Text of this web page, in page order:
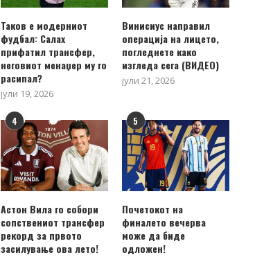
Таков е модерниот
фудбал: Салах
прифатил трансфер,
неговиот менаџер му го
расипал?
јули 19, 2026
Винисиус направил
операција на лицето,
погледнете како
изгледа сега (ВИДЕО)
јули 21, 2026
4
Астон Вила го собори
сопствениот трансфер
рекорд за првото
засилување ова лето!
5
Почетокот на
финалето вечерва
може да биде
одложен!